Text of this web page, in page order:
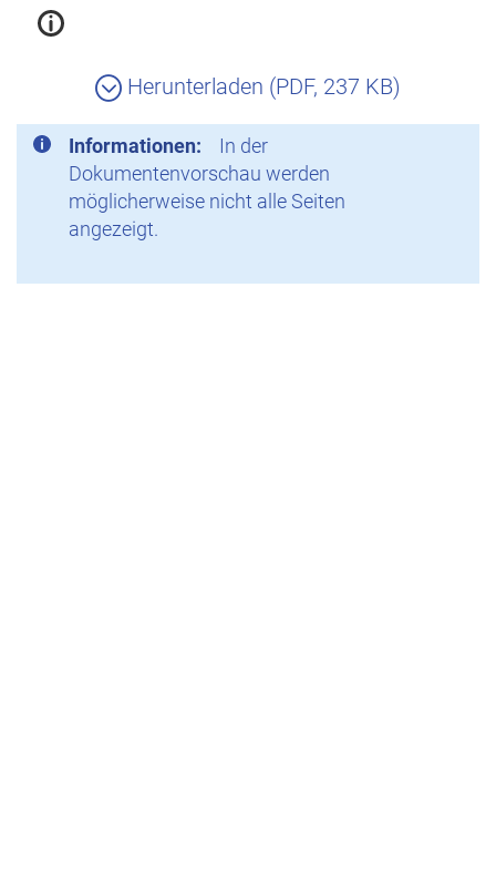
Herunterladen (PDF, 237 KB)
Informationen:
In der
Dokumentenvorschau werden
möglicherweise nicht alle Seiten
angezeigt.